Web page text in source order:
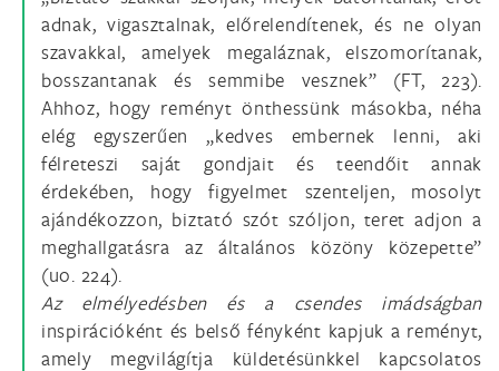
adnak, vigasztalnak, előrelendítenek, és ne olyan
szavakkal, amelyek megaláznak, elszomorítanak,
bosszantanak és semmibe vesznek” (FT, 223).
Ahhoz, hogy reményt önthessünk másokba, néha
elég egyszerűen „kedves embernek lenni, aki
félreteszi saját gondjait és teendőit annak
érdekében, hogy figyelmet szenteljen, mosolyt
ajándékozzon, biztató szót szóljon, teret adjon a
meghallgatásra az általános közöny közepette”
(uo. 224).
Az elmélyedésben és a csendes imádságban
inspirációként és belső fényként kapjuk a reményt,
amely megvilágítja küldetésünkkel kapcsolatos